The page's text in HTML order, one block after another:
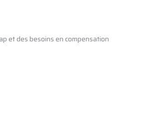
et des besoins en compensation